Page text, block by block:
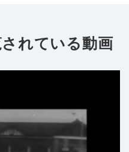
れている動画